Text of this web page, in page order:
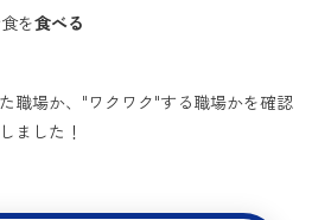
を食べる
職場か、"ワクワク"する職場かを確認
ました！